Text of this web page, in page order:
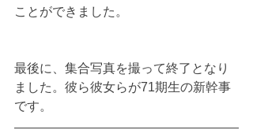
ことができました。
最後に、集合写真を撮って終了となり
ました。彼ら彼女らが71期生の新幹事
です。